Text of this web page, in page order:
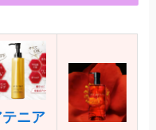
テニア